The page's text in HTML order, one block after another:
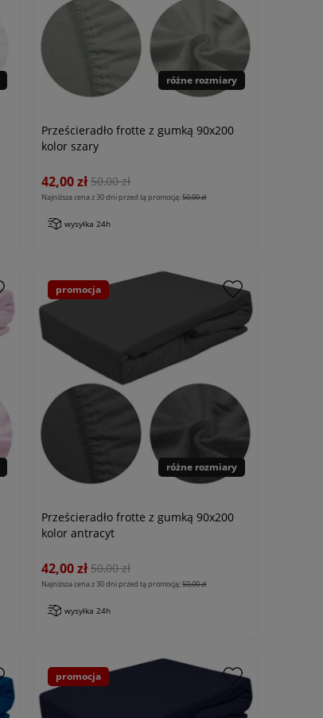
różne rozmiary
Prześcieradło frotte z gumką 90x200
kolor szary
42,00 zł 50,00 zł
Najniższa cena z 30 dni przed tą promocją:50,00 zł
wysyłka 24h
różne rozmiary
Prześcieradło frotte z gumką 90x200
kolor antracyt
42,00 zł 50,00 zł
Najniższa cena z 30 dni przed tą promocją:50,00 zł
wysyłka 24h
promocja
promocja